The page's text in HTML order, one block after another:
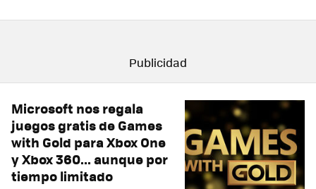
Microsoft nos regala
juegos gratis de Games
with Gold para Xbox One
y Xbox 360... aunque por
tiempo limitado